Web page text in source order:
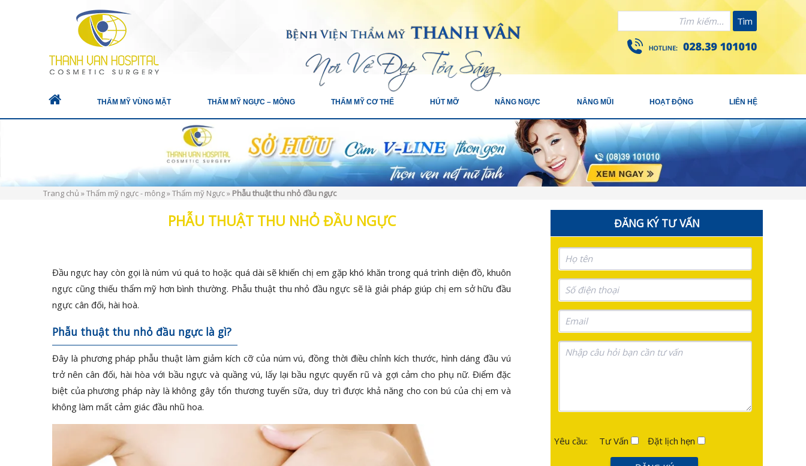
Tìm
THẨM MỸ VÙNG MẶT THẨM MỸ NGỰC – MÔNG THẨM MỸ CƠ THỂ HÚT MỠ NÂNG NGỰC NÂNG MŨI HOẠT ĐỘNG LIÊN HỆ
Trang chủ »Thẩm mỹ ngực - mông»Thẩm mỹ Ngực» Phẫu thuật thu nhỏ đầu ngực
PHẪU THUẬT THU NHỎ ĐẦU NGỰC
Đầu ngực hay còn gọi là núm vú quá to hoặc quá dài sẽ khiến chị em gặp khó khăn trong quá trình diện đồ, khuôn
ngực cũng thiếu thẩm mỹ hơn bình thường. Phẫu thuật thu nhỏ đầu ngực sẽ là giải pháp giúp chị em sở hữu đầu
ngực cân đối, hài hoà.
Phẫu thuật thu nhỏ đầu ngực là gì?
Đây là phương pháp phẫu thuật làm giảm kích cỡ của núm vú, đồng thời điều chỉnh kích thước, hình dáng đầu vú
trở nên cân đối, hài hòa với bầu ngực và quầng vú, lấy lại bầu ngực quyến rũ và gợi cảm cho phụ nữ. Điểm đặc
biệt của phương pháp này là không gây tổn thương tuyến sữa, duy trì được khả năng cho con bú của chị em và
không làm mất cảm giác đầu nhũ hoa.
ĐĂNG KÝ TƯ VẤN
Yêu cầu: Tư Vấn Đặt lịch hẹn